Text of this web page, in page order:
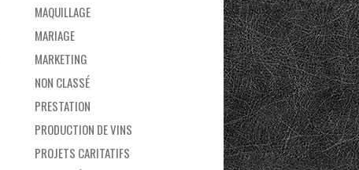
MAQUILLAGE
MARIAGE
MARKETING
NON CLASSÉ
PRESTATION
PRODUCTION DE VINS
PROJETS CARITATIFS